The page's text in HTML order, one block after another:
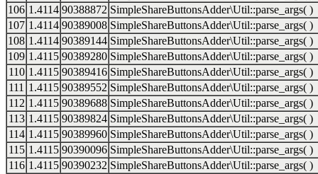
106 1.4114 90388872 SimpleShareButtonsAdder\Util::parse_args( )
107 1.4114 90389008 SimpleShareButtonsAdder\Util::parse_args( )
108 1.4114 90389144 SimpleShareButtonsAdder\Util::parse_args( )
109 1.4115 90389280 SimpleShareButtonsAdder\Util::parse_args( )
110 1.4115 90389416 SimpleShareButtonsAdder\Util::parse_args( )
111 1.4115 90389552 SimpleShareButtonsAdder\Util::parse_args( )
112 1.4115 90389688 SimpleShareButtonsAdder\Util::parse_args( )
113 1.4115 90389824 SimpleShareButtonsAdder\Util::parse_args( )
114 1.4115 90389960 SimpleShareButtonsAdder\Util::parse_args( )
115 1.4115 90390096 SimpleShareButtonsAdder\Util::parse_args( )
116 1.4115 90390232 SimpleShareButtonsAdder\Util::parse_args( )